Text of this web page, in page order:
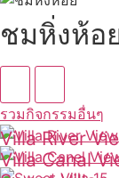
ชมหิ่งห้อ
รวมกิจกรรมอื่นๆ
Villa River
ดูเพิ่มเติม
Villa Canal